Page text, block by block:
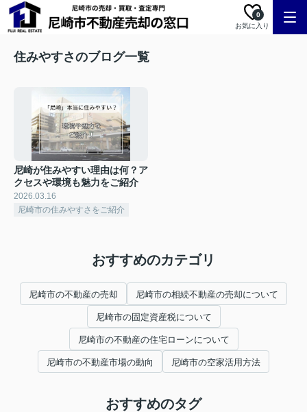
お気に入り
0
住みやすさのブログ一覧
尼崎が住みやすい理由は何？ア
クセスや環境も魅力をご紹介
2026.03.16
尼崎市の住みやすさをご紹介
おすすめのカテゴリ
尼崎市の不動産の売却 尼崎市の相続不動産の売却について
尼崎市の固定資産税について
尼崎市の不動産の住宅ローンについて
尼崎市の不動産市場の動向 尼崎市の空家活用方法
おすすめのタグ